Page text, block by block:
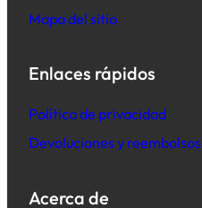
Mapa del sitio
Enlaces rápidos
Política de privacidad
Devoluciones y reembolsos
Acerca de